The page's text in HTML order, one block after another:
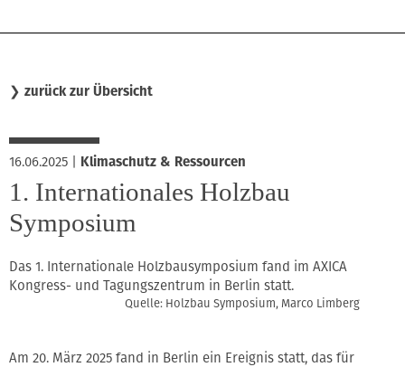
❯ zurück zur Übersicht
16.06.2025 Klimaschutz & Ressourcen
1. Internationales Holzbau
Symposium
Das 1. Internationale Holzbausymposium fand im AXICA
Kongress- und Tagungszentrum in Berlin statt.
Quelle: Holzbau Symposium, Marco Limberg
Am 20. März 2025 fand in Berlin ein Ereignis statt, das für